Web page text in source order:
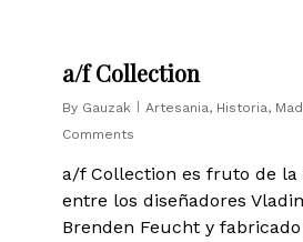
a/f Collection
By Gauzak Artesania, Historia,
Comments
a/f Collection es fruto de la
entre los diseñadores
Brenden Feucht y